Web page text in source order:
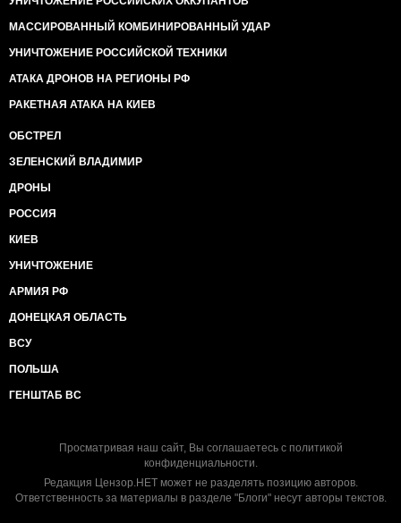
МАССИРОВАННЫЙ КОМБИНИРОВАННЫЙ УДАР
УНИЧТОЖЕНИЕ РОССИЙСКОЙ ТЕХНИКИ
АТАКА ДРОНОВ НА РЕГИОНЫ РФ
РАКЕТНАЯ АТАКА НА КИЕВ
ОБСТРЕЛ
ЗЕЛЕНСКИЙ ВЛАДИМИР
ДРОНЫ
РОССИЯ
КИЕВ
УНИЧТОЖЕНИЕ
АРМИЯ РФ
ДОНЕЦКАЯ ОБЛАСТЬ
ВСУ
ПОЛЬША
ГЕНШТАБ ВС
Просматривая наш сайт, Вы соглашаетесь с политикой
конфиденциальности.
Редакция Цензор.НЕТ может не разделять позицию авторов.
Ответственность за материалы в разделе "Блоги" несут авторы текстов.